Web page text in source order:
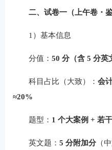
二、试卷一（上午卷・鉴
1）基本信息
分值： 50 分（含 5 分英
科目占比（大致）： 会
≈20%
题型： 1 个大案例 + 若
英文题： 5 分附加分（